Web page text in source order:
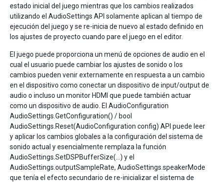
estado inicial del juego mientras que los cambios realizados
utilizando el AudioSettings API solamente aplican al tiempo de
ejecución del juego y se re-inicia de nuevo al estado definido en
los ajustes de proyecto cuando pare el juego en el editor.
El juego puede proporciona un menú de opciones de audio en el
cual el usuario puede cambiar los ajustes de sonido o los
cambios pueden venir externamente en respuesta a un cambio
en el dispositivo como conectar un dispositivo de input/output de
audio o incluso un monitor HDMI que puede también actuar
como un dispositivo de audio. El AudioConfiguration
AudioSettings.GetConfiguration() / bool
AudioSettings.Reset(AudioConfiguration config) API puede leer
y aplicar los cambios globales a la configuración del sistema de
sonido actual y esencialmente remplaza la función
AudioSettings.SetDSPBufferSize(…) y el
AudioSettings.outputSampleRate, AudioSettings.speakerMode
que tenía el efecto secundario de re-inicializar el sistema de